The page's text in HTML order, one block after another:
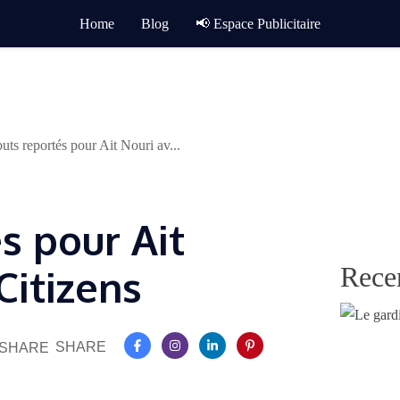
Home Blog 📢 Espace Publicitaire
reportés pour Ait Nouri av...
pour Ait
SHARE